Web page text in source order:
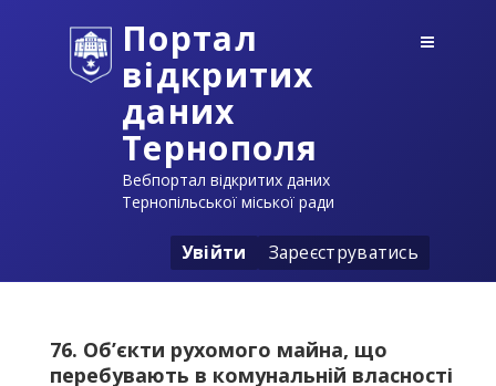
Портал
відкритих
даних
Тернополя
Вебпортал відкритих даних
Тернопільської міської ради
Увійти Зареєструватись
76. Об’єкти рухомого майна, що
перебувають в комунальній власності